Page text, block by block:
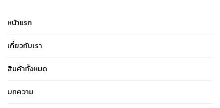
หน้าแรก
เกี่ยวกับเรา
สินค้าทั้งหมด
บทความ